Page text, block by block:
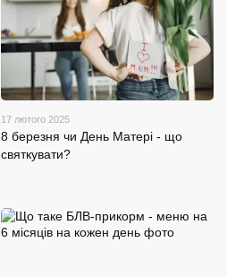
17 лютого 2025
8 березня чи День Матері - що
святкувати?